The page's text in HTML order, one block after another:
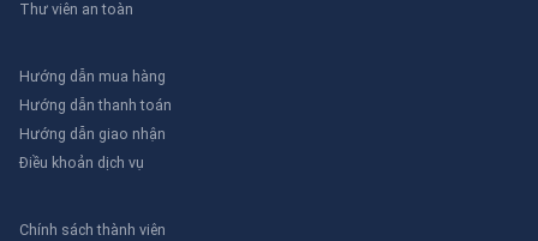
Thư viên an toàn
Hướng dẫn mua hàng
Hướng dẫn thanh toán
Hướng dẫn giao nhận
Điều khoản dịch vụ
Chính sách thành viên